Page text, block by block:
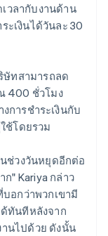
วลากับงานด้าน
ะเงินได้วันละ 30
ษัทสามารถลด
400 ชั่วโมง
การชำระเงินกับ
ช้โดยรวม
นช่วงวันหยุดอีกต่อ
" Kariya กล่าว
อกว่าพวกเขามี
ทันทีหลังจาก
านไปด้วย ดังนั้น